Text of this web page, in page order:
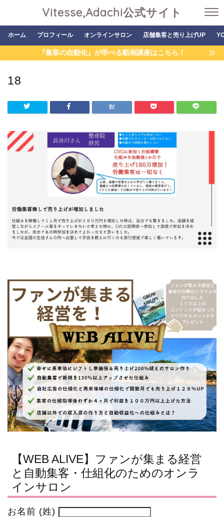
Vitesse,Adachi公式サイト
ホーム プロフィール オンラインサロン 店舗集客と売り上げUP
『集客の自動化』が学べる動画講座はこちら！
18
【WEB ALIVE】ファンが集まる経営
と自動集客・仕組化のためのオンラ
インサロン
お名前 (姓)